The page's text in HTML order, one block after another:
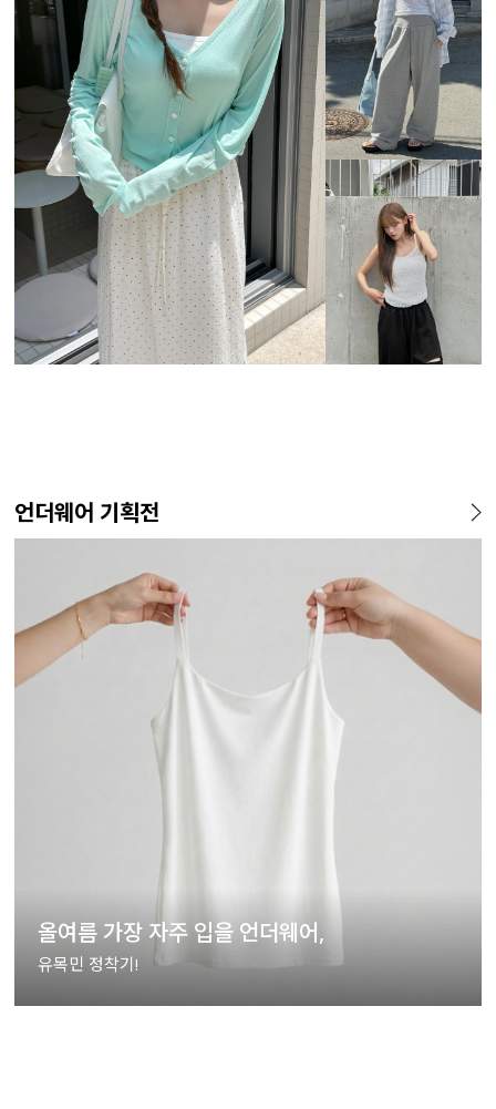
언더웨어 기획전
올여름 가장 자주 입을 언더웨어,
유목민 정착기!